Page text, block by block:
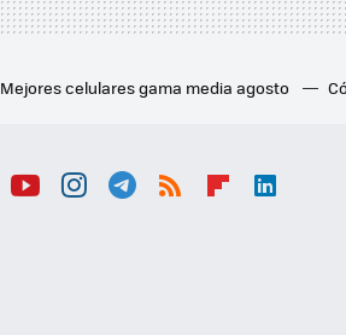
Mejores celulares gama media agosto